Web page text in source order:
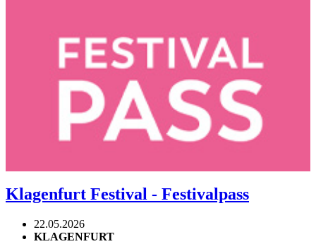
Klagenfurt Festival - Festivalpass
22.05.2026
KLAGENFURT